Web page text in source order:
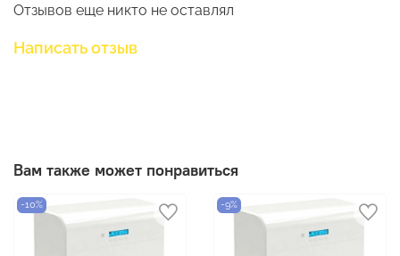
Отзывов еще никто не оставлял
Написать отзыв
Вам также может понравиться
-10% -9%